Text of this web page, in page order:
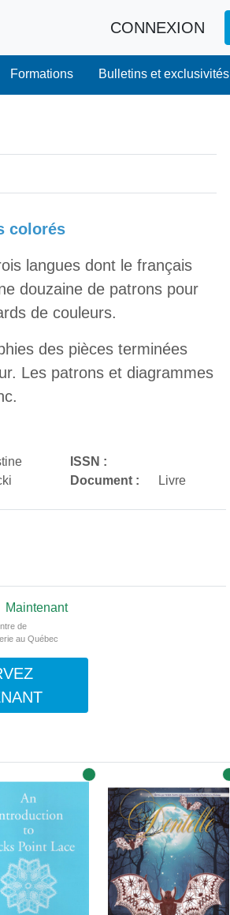
CONNEXION
Formations Bulletins et exclusivités
colorés
langues dont le français
douzaine de patrons pour
de couleurs.
des pièces terminées
Les patrons et diagrammes
ISSN :
Document :
Livre
Maintenant
de
au Québec